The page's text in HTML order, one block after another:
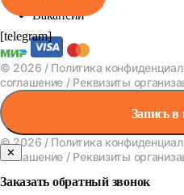
Вакансии
© 2026 / Политика
соглашение / Реквизиты
Запись
© 2026 / Политика
соглашение / Реквизиты
[telegram]
✕
Заказать обратный звонок